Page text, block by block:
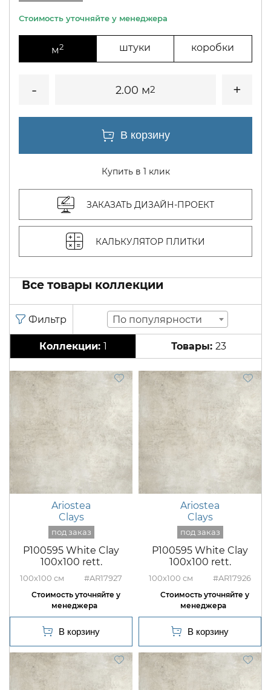
м2 штуки коробки
2.00 м2
Купить в 1 клик
ЗАКАЗАТЬ ДИЗАЙН-ПРОЕКТ
КАЛЬКУЛЯТОР ПЛИТКИ
Все товары коллекции
По популярности
1 23
Ariostea
Clays
P100595 White Clay
100x100 rett.
100x100 #AR17927
Ariostea
Clays
P100595 White Clay
100x100 rett.
100x100 #AR17926